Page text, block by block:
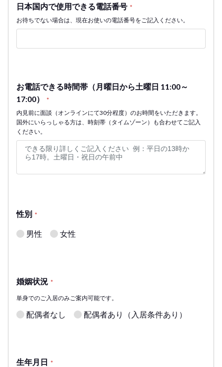
日本国内で使用できる電話番号 *
お待ちでない場合は、現在お使いの電話番号をご記入ください。
お電話できる時間帯（月曜日から土曜日 11:00～
17:00）
*
内見前に面談（オンラインにて30分程度）のお時間をいただきます。
国外にいらっしゃる方は、時刻帯（タイムゾーン）も合わせてご記入
ください。
性別 *
男性 女性
婚姻状況 *
単身でのご入居のみご案内可能です。
配偶者なし 配偶者あり（入居条件あり）
生年月日 *